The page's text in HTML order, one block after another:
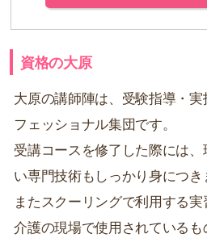
資格の大原
大原の講師陣は、受験指導・
フェッショナル集団です。
受講コースを修了した際には
い専門技術もしっかり身につき
またスクーリングで利用する
介護の現場で使用されている